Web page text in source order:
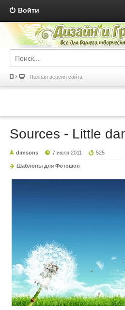
Войти
Полная версия сайта
Sources - Little
dimsons 7 июля 2011 525
Шаблоны для Фотошоп